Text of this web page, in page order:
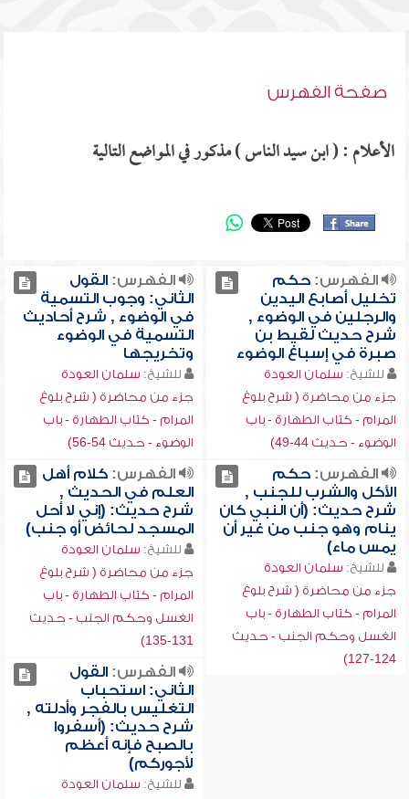
صفحة الفهرس
الأعلام : ( ابن سيد الناس ) مذكور في المواضع التالية
الفهرس:حكم
تخليل أصابع اليدين
والرجلين في الوضوء ,
شرح حديث لقيط بن
صبرة في إسباغ الوضوء
للشيخ: سلمان العودة
جزء من محاضرة ( شرح بلوغ
المرام - كتاب الطهارة - باب
الوضوء - حديث 44-49)
الفهرس:القول
الثاني: وجوب التسمية
في الوضوء , شرح أحاديث
التسمية في الوضوء
وتخريجها
للشيخ: سلمان العودة
جزء من محاضرة ( شرح بلوغ
المرام - كتاب الطهارة - باب
الوضوء - حديث 54-56)
الفهرس:حكم
الأكل والشرب للجنب ,
شرح حديث: (أن النبي كان
ينام وهو جنب من غير أن
يمس ماء)
للشيخ: سلمان العودة
جزء من محاضرة ( شرح بلوغ
المرام - كتاب الطهارة - باب
الغسل وحكم الجنب - حديث
124-127)
الفهرس:كلام أهل
العلم في الحديث ,
شرح حديث: (إني لا أحل
المسجد لحائض أو جنب)
للشيخ: سلمان العودة
جزء من محاضرة ( شرح بلوغ
المرام - كتاب الطهارة - باب
الغسل وحكم الجنب - حديث
131-135)
الفهرس:القول
الثاني: استحباب
التغليس بالفجر وأدلته ,
شرح حديث: (أسفروا
بالصبح فإنه أعظم
لأجوركم)
للشيخ: سلمان العودة